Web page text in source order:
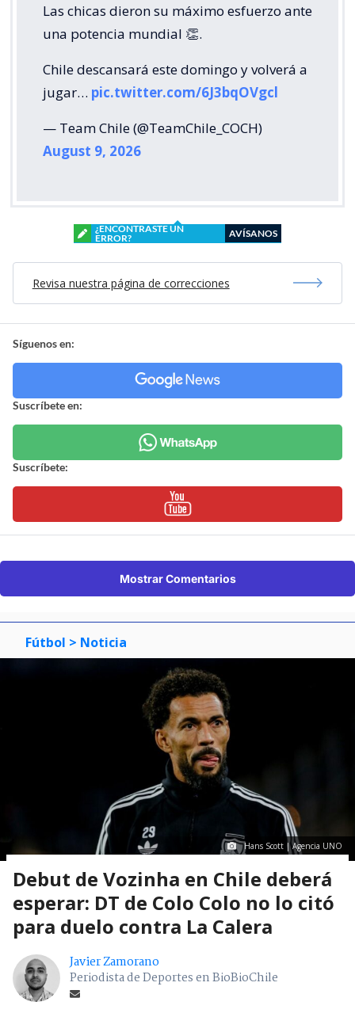
Las chicas dieron su máximo esfuerzo ante
una potencia mundial 👏.
Chile descansará este domingo y volverá a
jugar… pic.twitter.com/6J3bqOVgcl
— Team Chile (@TeamChile_COCH)
August 9, 2026
¿ENCONTRASTE UN
ERROR?
AVÍSANOS
Revisa nuestra página de correcciones
Síguenos en:
Suscríbete en:
Suscríbete:
Mostrar Comentarios
Fútbol > Noticia
Hans Scott | Agencia UNO
Debut de Vozinha en Chile deberá
esperar: DT de Colo Colo no lo citó
para duelo contra La Calera
Javier Zamorano
Periodista de Deportes en BioBioChile